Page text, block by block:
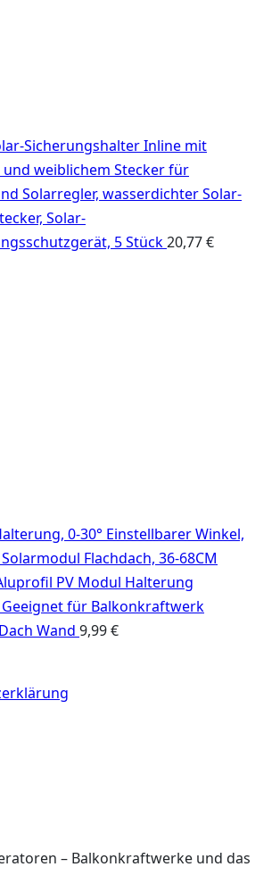
Sicherungshalter Inline mit
weiblichem Stecker für
Solarregler, wasserdichter Solar-
Solar-
5 Stück20,77€
0-30° Einstellbarer Winkel,
Flachdach, 36-68CM
PV Modul Halterung
für Balkonkraftwerk
Wand 9,99€
– Balkonkraftwerke und das